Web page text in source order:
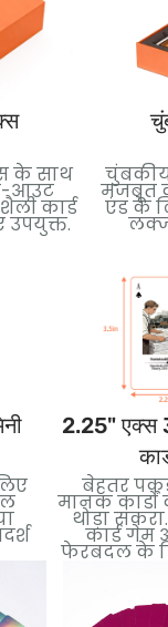
के साथ
आउट
कार्ड
मजबूत
एंड के
2.25" एक्स
बेहतर
मानक
थोड़ा
कार्ड
फेरबदल के